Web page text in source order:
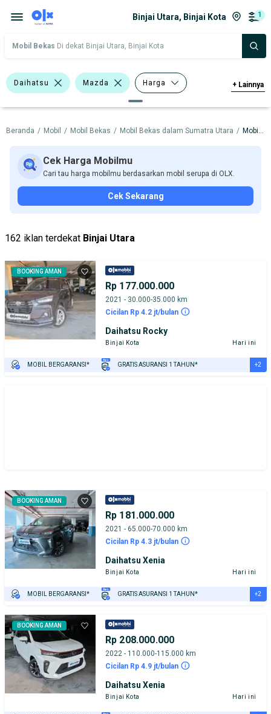
Binjai Utara, Binjai Kota 1
Mobil Bekas Di dekat Binjai Utara, Binjai Kota
Daihatsu Mazda Harga
Merek Dan Model Tahun
Tipe Bodi Tipe Membership
+ Lainnya
Beranda / Mobil / Mobil Bekas / Mobil Bekas dalam Sumatra Utara / Mobil Bekas dalam Binjai Kota
Cek Harga Mobilmu
Cari tau harga mobilmu berdasarkan mobil serupa di OLX.
Cek Sekarang
162 iklan terdekat Binjai Utara
BOOKING AMAN
Rp 177.000.000
2021 - 30.000-35.000 km
Cicilan Rp 4.2 jt/bulan
Daihatsu Rocky
Binjai Kota Hari ini
MOBIL BERGARANSI* GRATIS ASURANSI 1 TAHUN* +2
BOOKING AMAN
Rp 181.000.000
2021 - 65.000-70.000 km
Cicilan Rp 4.3 jt/bulan
Daihatsu Xenia
Binjai Kota Hari ini
MOBIL BERGARANSI* GRATIS ASURANSI 1 TAHUN* +2
BOOKING AMAN
Rp 208.000.000
2022 - 110.000-115.000 km
Cicilan Rp 4.9 jt/bulan
Daihatsu Xenia
Binjai Kota Hari ini